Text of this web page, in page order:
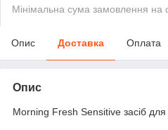
Мінімальна сума замовлення на
Опис Доставка Оплата
Опис
Morning Fresh Sensitive засіб